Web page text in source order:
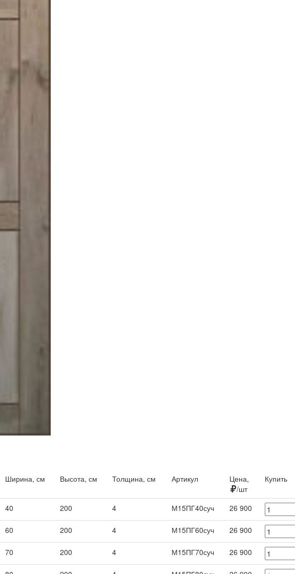
Ширина, см Высота, см Толщина, см Артикул
Цена,
/шт
Купить
40 200 4 М15ПГ40суч 26 900
60 200 4 М15ПГ60суч 26 900
70 200 4 М15ПГ70суч 26 900